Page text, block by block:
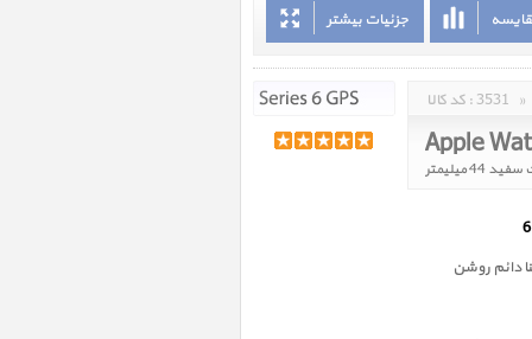
جزئیات بیشتر
کد کالا : 3531 »
دائم روشن